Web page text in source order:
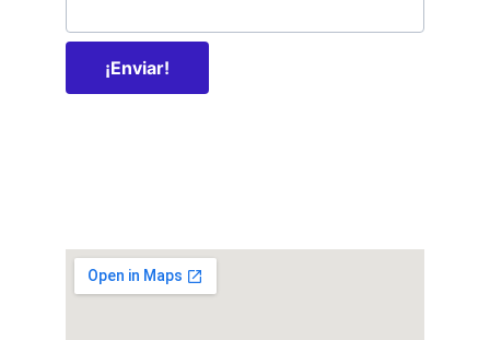
¡Enviar!